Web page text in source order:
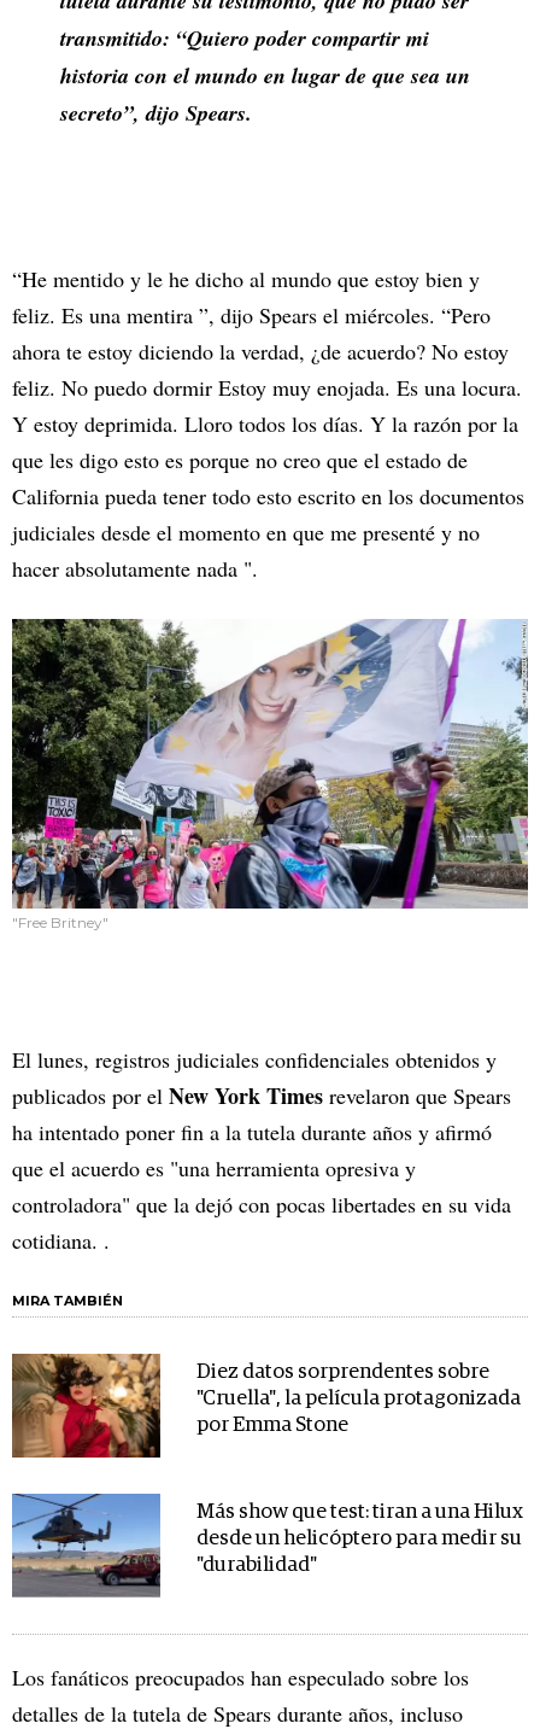
transmitido: “Quiero poder compartir mi
historia con el mundo en lugar de que sea un
secreto”, dijo Spears.
“He mentido y le he dicho al mundo que estoy bien y
feliz. Es una mentira ”, dijo Spears el miércoles. “Pero
ahora te estoy diciendo la verdad, ¿de acuerdo? No estoy
feliz. No puedo dormir Estoy muy enojada. Es una locura.
Y estoy deprimida. Lloro todos los días. Y la razón por la
que les digo esto es porque no creo que el estado de
California pueda tener todo esto escrito en los documentos
judiciales desde el momento en que me presenté y no
hacer absolutamente nada ".
"Free Britney"
El lunes, registros judiciales confidenciales obtenidos y
publicados por el New York Times revelaron que Spears
ha intentado poner fin a la tutela durante años y afirmó
que el acuerdo es "una herramienta opresiva y
controladora" que la dejó con pocas libertades en su vida
cotidiana. .
MIRA TAMBIÉN
Diez datos sorprendentes sobre
"Cruella", la película protagonizada
por Emma Stone
Más show que test: tiran a una Hilux
desde un helicóptero para medir su
"durabilidad"
Los fanáticos preocupados han especulado sobre los
detalles de la tutela de Spears durante años, incluso